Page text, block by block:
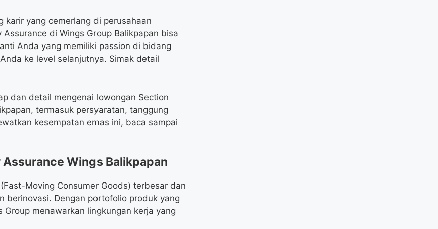
karir yang cemerlang di perusahaan
di Wings Group Balikpapan bisa
Anda yang memiliki passion di bidang
ke level selanjutnya. Simak detail
dan detail mengenai lowongan Section
termasuk persyaratan, tanggung
kesempatan emas ini, baca sampai
Wings Balikpapan
Moving Consumer Goods) terbesar dan
berinovasi. Dengan portofolio produk yang
menawarkan lingkungan kerja yang